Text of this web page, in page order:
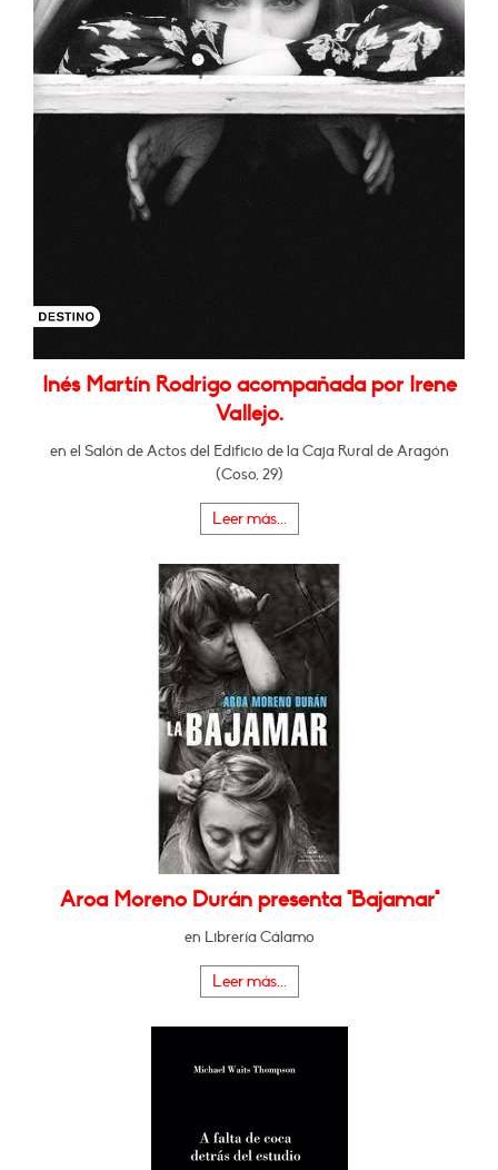
Inés Martín Rodrigo acompañada por Irene
Vallejo.
en el Salón de Actos del Edificio de la Caja Rural de Aragón
(Coso, 29)
Leer más...
Aroa Moreno Durán presenta "Bajamar"
en Librería Cálamo
Leer más...